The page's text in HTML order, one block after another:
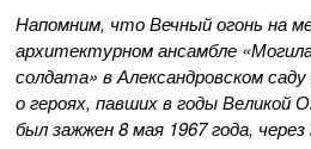
Напомним, что Вечный огонь на
архитектурном ансамбле
солдата» в Александровском
о героях, павших в годы Великой
был зажжен 8 мая 1967 года,